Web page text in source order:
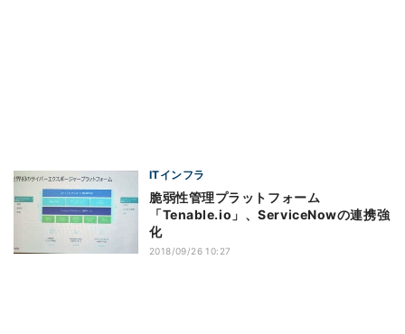
ITインフラ
脆弱性管理プラットフォーム
「Tenable.io」、ServiceNowの連携強
化
2018/09/26 10:27